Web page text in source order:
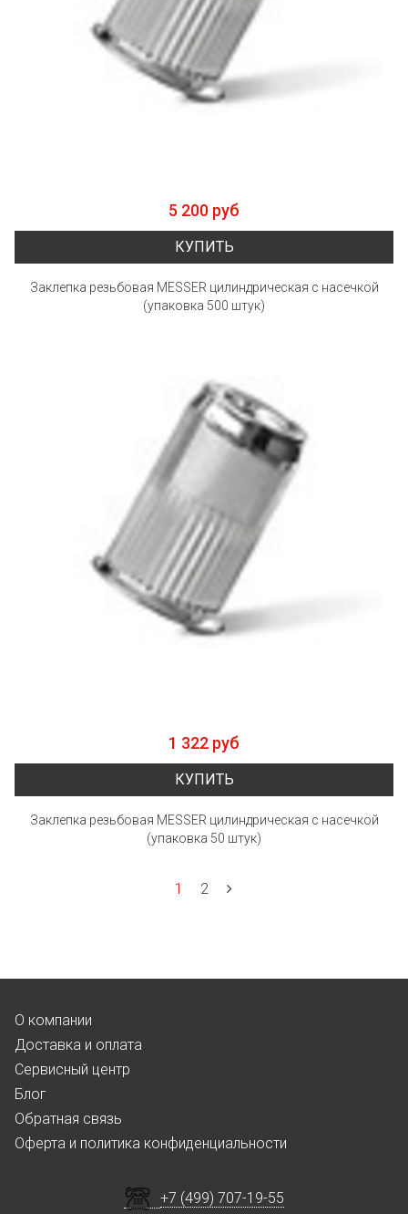
5 200 руб
КУПИТЬ
Заклепка резьбовая MESSER цилиндрическая с насечкой
(упаковка 500 штук)
1 322 руб
КУПИТЬ
Заклепка резьбовая MESSER цилиндрическая с насечкой
(упаковка 50 штук)
1 2
О компании
Доставка и оплата
Сервисный центр
Блог
Обратная связь
Оферта и политика конфиденциальности
+7 (499) 707-19-55